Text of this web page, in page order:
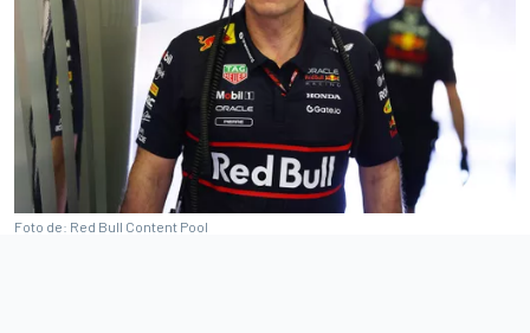
Foto de: Red Bull Content Pool